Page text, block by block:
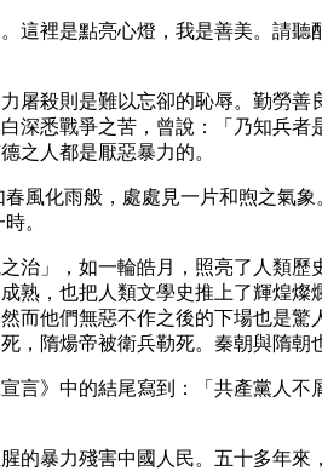
這裡是點亮心燈，我是善美。請聽
屠殺則是難以忘卻的恥辱。勤勞
深悉戰爭之苦，曾說：「乃知兵
之人都是厭惡暴力的。
風化雨般，處處見一片和煦之氣
。
治」，如一輪皓月，照亮了人類
熟，也把人類文學史推上了輝煌
而他們無惡不作之後的下場也是
隋煬帝被衛兵勒死。秦朝與隋朝
言》中的結尾寫到：「共產黨人
的暴力殘害中國人民。五十多年